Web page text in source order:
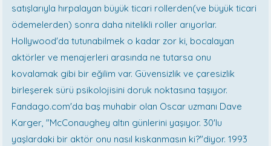
satışlarıyla hırpalayan büyük ticari rollerden(ve büyük ticari
ödemelerden) sonra daha nitelikli roller arıyorlar.
Hollywood'da tutunabilmek o kadar zor ki, bocalayan
aktörler ve menajerleri arasında ne tutarsa onu
kovalamak gibi bir eğilim var. Güvensizlik ve çaresizlik
birleşerek sürü psikolojisini doruk noktasına taşıyor.
Fandago.com'da baş muhabir olan Oscar uzmanı Dave
Karger, "McConaughey altın günlerini yaşıyor. 30'lu
yaşlardaki bir aktör onu nasıl kıskanmasın ki?"diyor. 1993